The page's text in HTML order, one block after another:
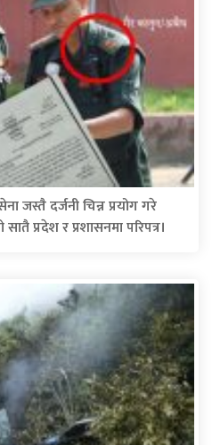
जस्तै दर्जनी चिन्न प्रयोग गरे
प्रदेश र प्रशासनमा परिपत्र।